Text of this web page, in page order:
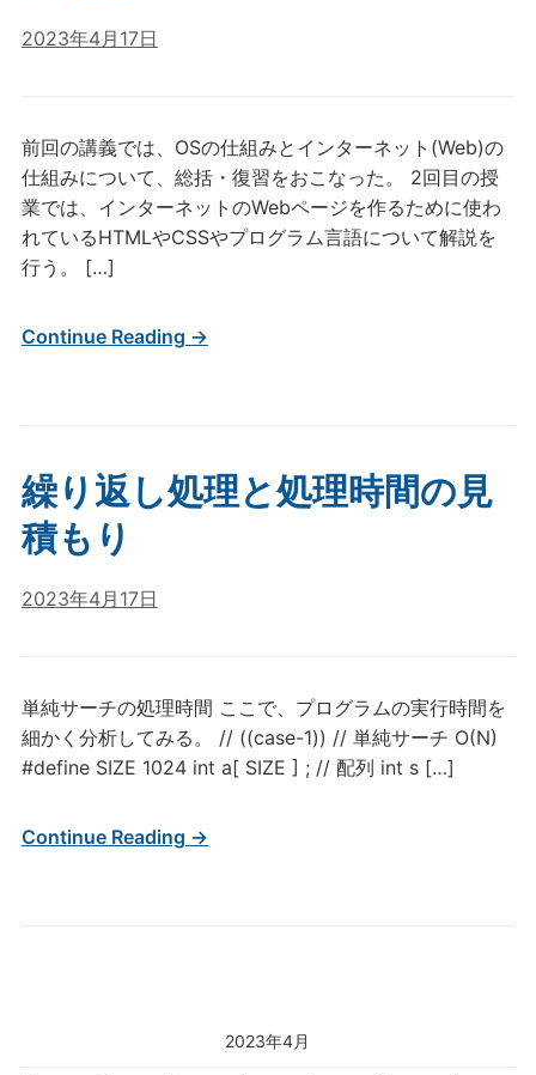
2023年4月
2023年4月17日
前回の講義では、OSの仕組みとインターネット(Web)の
仕組みについて、総括・復習をおこなった。 2回目の授
業では、インターネットのWebページを作るために使わ
れているHTMLやCSSやプログラム言語について解説を
行う。 […]
Continue Reading →
繰り返し処理と処理時間の見
積もり
2023年4月17日
単純サーチの処理時間 ここで、プログラムの実行時間を
細かく分析してみる。 // ((case-1)) // 単純サーチ O(N)
#define SIZE 1024 int a[ SIZE ] ; // 配列 int s […]
Continue Reading →